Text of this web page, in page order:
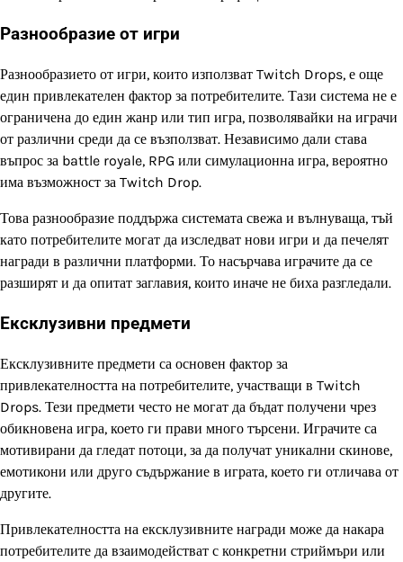
Разнообразие от игри
Разнообразието от игри, които използват Twitch Drops, е още
един привлекателен фактор за потребителите. Тази система не е
ограничена до един жанр или тип игра, позволявайки на играчи
от различни среди да се възползват. Независимо дали става
въпрос за battle royale, RPG или симулационна игра, вероятно
има възможност за Twitch Drop.
Това разнообразие поддържа системата свежа и вълнуваща, тъй
като потребителите могат да изследват нови игри и да печелят
награди в различни платформи. То насърчава играчите да се
разширят и да опитат заглавия, които иначе не биха разгледали.
Ексклузивни предмети
Ексклузивните предмети са основен фактор за
привлекателността на потребителите, участващи в Twitch
Drops. Тези предмети често не могат да бъдат получени чрез
обикновена игра, което ги прави много търсени. Играчите са
мотивирани да гледат потоци, за да получат уникални скинове,
емотикони или друго съдържание в играта, което ги отличава от
другите.
Привлекателността на ексклузивните награди може да накара
потребителите да взаимодействат с конкретни стриймъри или